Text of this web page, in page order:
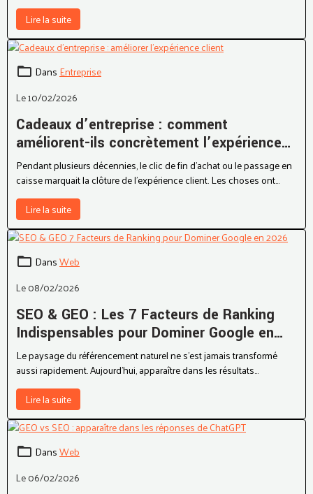
gros budgets ni aux dossiers de crédit interminables.
Lire la suite
DansEntreprise
Le 10/02/2026
Cadeaux d’entreprise : comment
améliorent-ils concrètement l’expérience
client ?
Pendant plusieurs décennies, le clic de fin d’achat ou le passage en
caisse marquait la clôture de l’expérience client. Les choses ont
énormément évolué depuis ces époques. Aujourd’hui, les entreprises
savent qu’une vraie relation client prend forme à la suite de la
transaction. La forte concurrence sur le marché et la sollicitation
excessive des clients ont redistribué les cartes. Miser sur le bon
cadeau d’entreprise est le meilleur moyen de se démarquer dans ce
contexte. Cet atout relationnel peut accentuer les émotions, et
donner plus de profondeur à l’image de marque. Comment s’en servir
au mieux ?
Lire la suite
DansWeb
Le 08/02/2026
SEO & GEO : Les 7 Facteurs de Ranking
Indispensables pour Dominer Google en
2025
Le paysage du référencement naturel ne s'est jamais transformé
aussi rapidement. Aujourd'hui, apparaître dans les résultats
"classiques" de Google ne suffit plus. Avec l'émergence de l'AI
Overview (SGE) et l'essor du GEO (Generative Engine Optimization),
les règles du jeu ont changé.
Lire la suite
DansWeb
Le 06/02/2026